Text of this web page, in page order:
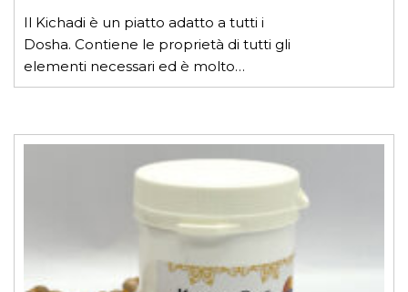
Il Kichadi è un piatto adatto a tutti i
Dosha. Contiene le proprietà di tutti gli
elementi necessari ed è molto
semplice da preparare. È consigliato il
Panchakarma.